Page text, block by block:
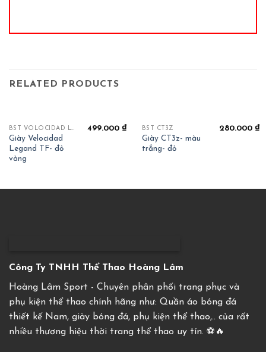
RELATED PRODUCTS
BST VOLOCIDAD LEGEND
Giày Velocidad
Legand TF- đỏ
vàng
499.000₫ BST CT3Z
Giày CT3z- màu
trắng- đỏ
280.000₫
Công Ty TNHH Thể Thao Hoàng Lâm
Hoàng Lâm Sport - Chuyên phân phối trang phục và
phụ kiện thể thao chính hãng như: Quần áo bóng đá
thiết kế Nam, giày bóng đá, phụ kiện thể thao,.. của rất
nhiều thương hiệu thời trang thể thao uy tín. ⚽️🔥